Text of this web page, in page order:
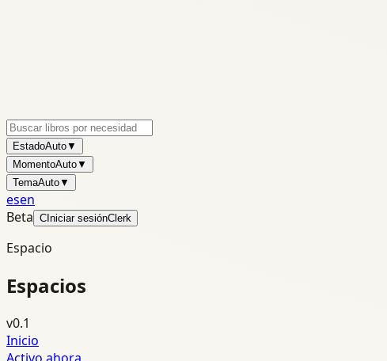
EstadoAuto▼
MomentoAuto▼
TemaAuto▼
esen
Beta C Iniciar sesiónClerk
Espacio
Espacios
v0.1
Inicio